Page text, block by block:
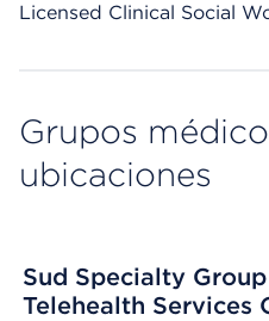
Licensed Clinical Social
Grupos
ubicaciones
Sud Specialty
Telehealth Services